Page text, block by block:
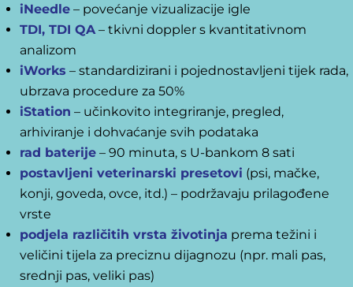
iNeedle – povećanje vizualizacije igle
TDI, TDI QA– tkivni doppler s kvantitativnom
analizom
iWorks – standardizirani i pojednostavljeni tijek rada,
ubrzava procedure za 50%
iStation – učinkovito integriranje, pregled,
arhiviranje i dohvaćanje svih podataka
rad baterije – 90 minuta, s U-bankom 8 sati
postavljeni veterinarski presetovi (psi, mačke,
konji, goveda, ovce, itd.) – podržavaju prilagođene
vrste
podjela različitih vrsta životinja prema težini i
veličini tijela za preciznu dijagnozu (npr. mali pas,
srednji pas, veliki pas)